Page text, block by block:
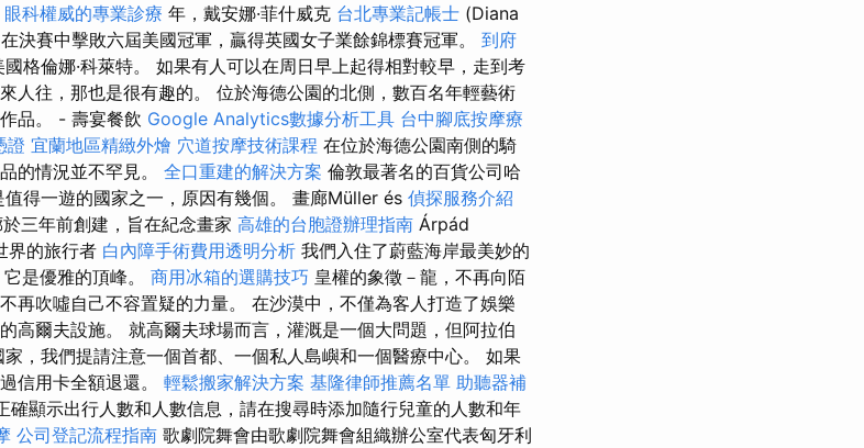
眼科權威的專業診療 年，戴安娜·菲什威克 台北專業記帳士 (Diana
在決賽中擊敗六屆美國冠軍，贏得英國女子業餘錦標賽冠軍。 到府
格倫娜·科萊特。 如果有人可以在周日早上起得相對較早，走到考
人往，那也是很有趣的。 位於海德公園的北側，數百名年輕藝術
品。 - 壽宴餐飲 Google Analytics數據分析工具 台中腳底按摩療
證 宜蘭地區精緻外燴 穴道按摩技術課程 在位於海德公園南側的騎
的情況並不罕見。 全口重建的解決方案 倫敦最著名的百貨公司哈
得一遊的國家之一，原因有幾個。 畫廊Müller és 偵探服務介紹
三年前創建，旨在紀念畫家 高雄的台胞證辦理指南 Árpád
界的旅行者 白內障手術費用透明分析 我們入住了蔚藍海岸最美妙的
是優雅的頂峰。 商用冰箱的選購技巧 皇權的象徵－龍，不再向陌
再吹噓自己不容置疑的力量。 在沙漠中，不僅為客人打造了娛樂
高爾夫設施。 就高爾夫球場而言，灌溉是一個大問題，但阿拉伯
，我們提請注意一個首都、一個私人島嶼和一個醫療中心。 如果
信用卡全額退還。 輕鬆搬家解決方案 基隆律師推薦名單 助聽器補
確顯示出行人數和人數信息，請在搜尋時添加隨行兒童的人數和年
公司登記流程指南 歌劇院舞會由歌劇院舞會組織辦公室代表匈牙利